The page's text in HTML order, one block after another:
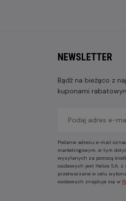
NEWSLETTER
Bądź na bieżąco z
kuponami
Podanie adresu e-mail
marketingowym, w tym
wysyłanych za pomocą
osobowych jest Helios S.A.
przetwarzane w celu
osobowych znajduje się w